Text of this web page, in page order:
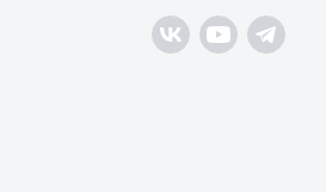
эксплуатации.